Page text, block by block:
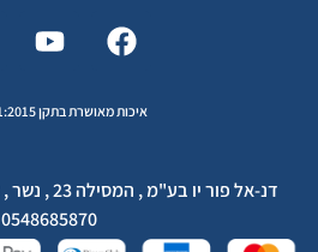
איכות מאושרת בתקן ISO 9001:2015
0548685870